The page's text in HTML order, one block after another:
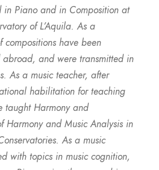
in Piano and in Composition at
of L’Aquila. As a
compositions have been
and were transmitted in
As a music teacher, after
habilitation for teaching
taught Harmony and
Harmony and Music Analysis in
As a music
with topics in music cognition,